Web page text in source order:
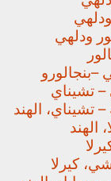
ودلهي
–بنجالورو
– تشيناي
تشيناي، الهند
الهند
كيرلا